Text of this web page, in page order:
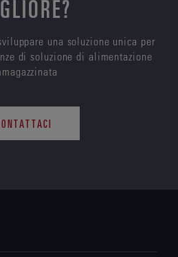
una soluzione unica per
di soluzione di alimentazione